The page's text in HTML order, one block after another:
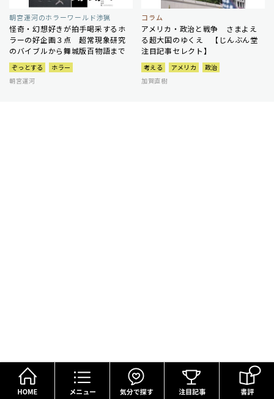
朝宮運河のホラーワールド渉猟
怪奇・幻想好きが拍手喝采するホ
ラーの好企画３点 超常現象研究
のバイブルから舞城版百物語まで
ぞっとする
ホラー
朝宮運河
コラム
アメリカ・政治と戦争 さまよえ
る超大国のゆくえ 【じんぶん堂
注目記事セレクト】
考える アメリカ
政治
加賀直樹